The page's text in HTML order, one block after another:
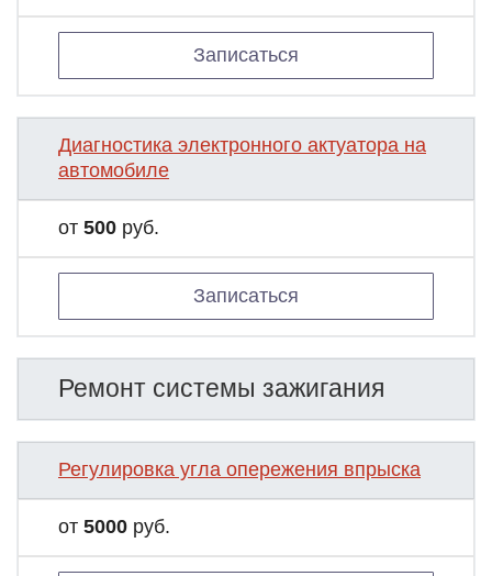
Записаться
Диагностика электронного актуатора на
автомобиле
от 500 руб.
Записаться
Ремонт системы зажигания
Регулировка угла опережения впрыска
от 5000 руб.